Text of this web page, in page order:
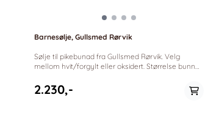
Barnesølje, Gullsmed Rørvik
Sølje til pikebunad fra Gullsmed Rørvik. Velg
mellom hvit/forgylt eller oksidert. Størrelse bunn
2.230,-